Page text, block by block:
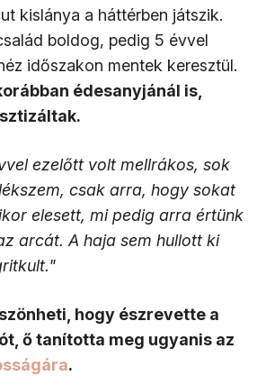
kislánya a háttérben játszik.
boldog, pedig 5 évvel
időszakon mentek keresztül.
édesanyjánál is,
ezelőtt volt mellrákos, sok
csak arra, hogy sokat
elesett, mi pedig arra értünk
arcát. A haja sem hullott ki
hogy észrevette a
ő tanította meg ugyanis az
.